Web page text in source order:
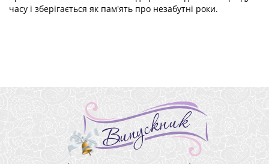
часу і зберігається як пам'ять про незабутні роки.